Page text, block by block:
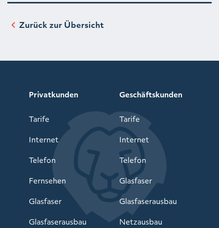
Zurück zur Übersicht
Privatkunden
Tarife
Internet
Telefon
Fernsehen
Glasfaser
Glasfaserausbau
Geschäftskunden
Tarife
Internet
Telefon
Glasfaser
Glasfaserausbau
Netzausbau